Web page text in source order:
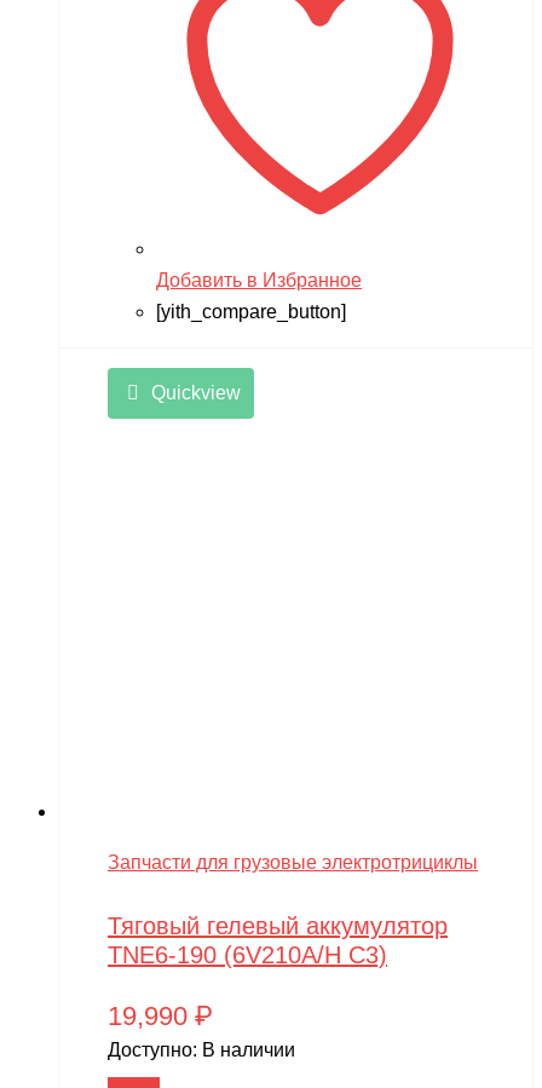
Добавить в Избранное
[yith_compare_button]
Quickview
Запчасти для грузовые электротрициклы
Тяговый гелевый аккумулятор
TNE6-190 (6V210A/H C3)
19,990 ₽
Доступно: В наличии